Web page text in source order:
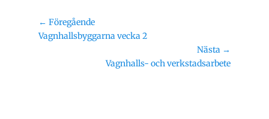
Inläggsnavigering
← Föregående
Föregående
Vagnhallsbyggarna vecka 2
Nästa →
Vagnhalls- och verkstadsarbete